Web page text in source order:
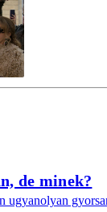
de minek?
ugyanolyan